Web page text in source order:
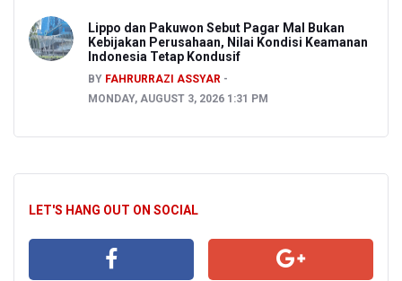
Lippo dan Pakuwon Sebut Pagar Mal Bukan
Kebijakan Perusahaan, Nilai Kondisi Keamanan
Indonesia Tetap Kondusif
BY FAHRURRAZI ASSYAR
MONDAY, AUGUST 3, 2026 1:31 PM
LET'S HANG OUT ON SOCIAL